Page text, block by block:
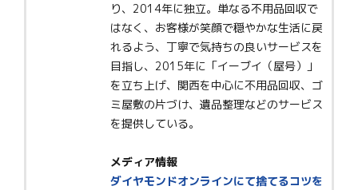
り、2014年に独立。単なる不用品回収で
はなく、お客様が笑顔で穏やかな生活に戻
れるよう、丁寧で気持ちの良いサービスを
目指し、2015年に「イーブイ（屋号）」
を立ち上げ、関西を中心に不用品回収、ゴ
ミ屋敷の片づけ、遺品整理などのサービス
を提供している。
メディア情報
ダイヤモンドオンラインにて捨てるコツを